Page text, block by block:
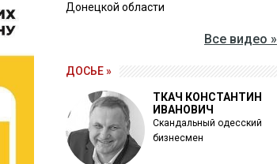
Донецкой области
Все видео »
ДОСЬЕ »
ТКАЧ КОНСТАНТИН
ИВАНОВИЧ
Скандальный одесский
бизнесмен